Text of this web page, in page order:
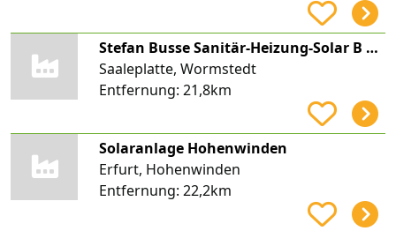
Stefan Busse Sanitär-Heizung-Solar B & B Haustechnik
Saaleplatte, Wormstedt
Entfernung: 21,8km
Solaranlage Hohenwinden
Erfurt, Hohenwinden
Entfernung: 22,2km